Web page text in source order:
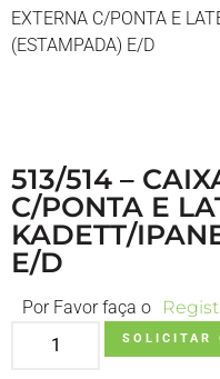
EXTERNA C/PONTA E
(ESTAMPADA) E/D
513/514 –
C/PONTA E
KADETT/
E/D
Por Favor faça o
SOLICITAR